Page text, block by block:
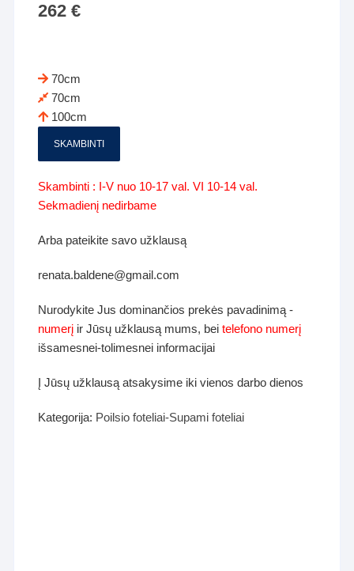
262€
70cm
70cm
100cm
SKAMBINTI
Skambinti : I-V nuo 10-17 val. VI 10-14 val.
Sekmadienį nedirbame
Arba pateikite savo užklausą
renata.baldene@gmail.com
Nurodykite Jus dominančios prekės pavadinimą -
numerį ir Jūsų užklausą mums, beitelefono numerį
išsamesnei-tolimesnei informacijai
Į Jūsų užklausą atsakysime iki vienos darbo dienos
Kategorija: Poilsio foteliai-Supami foteliai